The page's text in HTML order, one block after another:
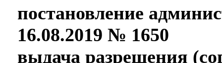
постановление
16.08.2019 № 1650
выдача разрешения